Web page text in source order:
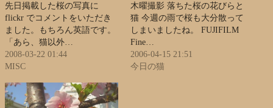
先日掲載した桜の写真に
flickr でコメントをいただき
ました。もちろん英語です。
「あら、猫以外…
2008-03-22 01:44
MISC
木曜撮影 落ちた桜の花びらと
猫 今週の雨で桜も大分散って
しまいましたね。 FUJIFILM
Fine…
2006-04-15 21:51
今日の猫